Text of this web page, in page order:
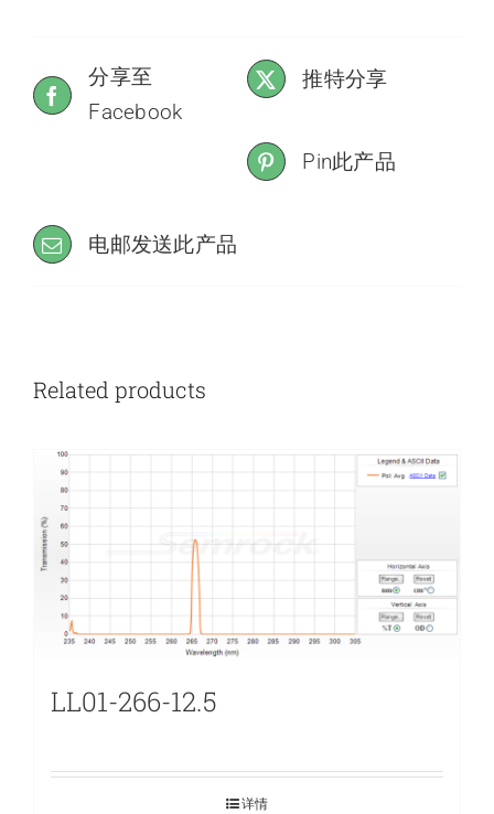
分享至
Facebook
推特分享
Pin此产品
电邮发送此产品
Related products
LL01-266-12.5
详情